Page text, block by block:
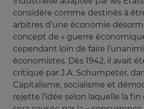
considère comme destinés à
arbitres d’une économie
concept de « guerre
cependant loin de faire
économistes. Dès 1942, il avait
critiqué par J.A. Schumpeter,
Capitalisme, socialisme et
rejette l’idée selon laquelle la